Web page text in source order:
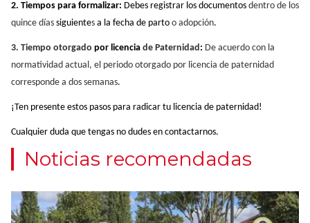
2. Tiempos para formalizar: Debes registrar los documentos dentro de los
quince días siguientes a la fecha de parto o adopción.
3. Tiempo otorgado por licencia de Paternidad: De acuerdo con la
normatividad actual, el periodo otorgado por licencia de paternidad
corresponde a dos semanas.
¡Ten presente estos pasos para radicar tu licencia de paternidad!
Cualquier duda que tengas no dudes en contactarnos.
Noticias recomendadas